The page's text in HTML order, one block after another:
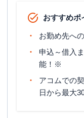
おすすめポ
お勤め先へ
申込～借入
能！※
アコムでの
日から最大